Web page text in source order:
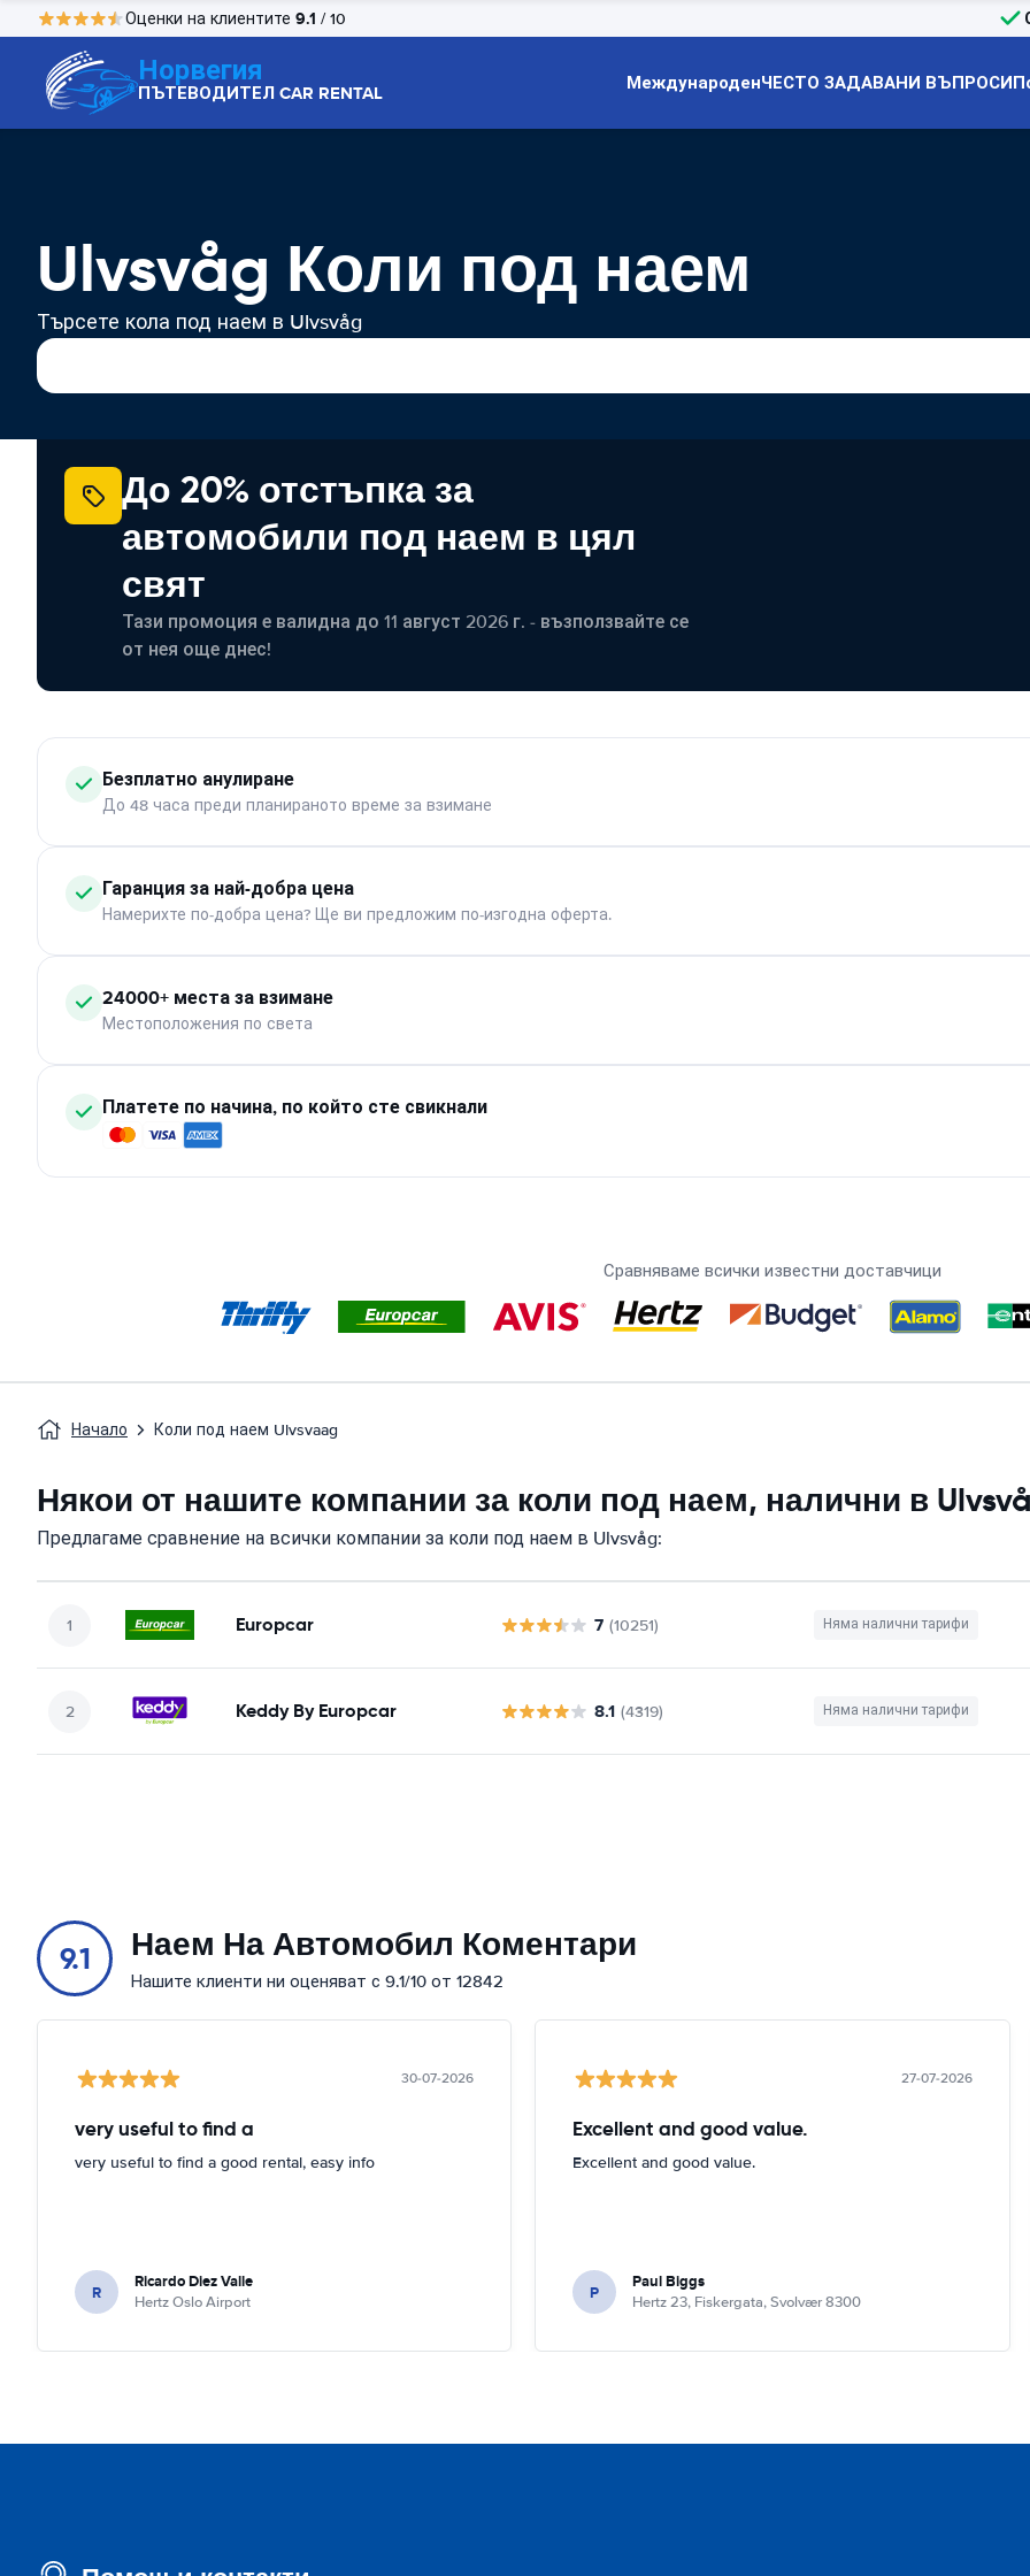
Оценки на клиентите 9.1 / 10
Норвегия
ПЪТЕВОДИТЕЛ CAR RENTAL МеждународенЧЕСТО ЗАДАВАНИ ВЪПРОСИ
Ulvsvåg Коли под наем
Търсете кола под наем в Ulvsvåg
До 20% отстъпка за
автомобили под наем в цял
свят
Тази промоция е валидна до 11 август 2026 г. - възползвайте се
от нея още днес!
Безплатно анулиране
До 48 часа преди планираното време за взимане
Гаранция за най-добра цена
Намерихте по-добра цена? Ще ви предложим по-изгодна оферта.
24000+ места за взимане
Местоположения по света
Платете по начина, по който сте свикнали
Сравняваме всички известни доставчици
Начало Коли под наем Ulvsvaag
Някои от нашите компании за коли под наем, налични в
Предлагаме сравнение на всички компании за коли под наем в Ulvsvåg:
Europcar 7 (10251) Няма налични тарифи
Keddy By Europcar 8.1 (4319) Няма налични тарифи
9.1 Наем На Автомобил Коментари
Нашите клиенти ни оценяват с 9.1/10 от 12842
30-07-2026
very useful to find a
very useful to find a good rental, easy info
R Ricardo Diez Valle
Hertz Oslo Airport
27-07-2026
Excellent and good value.
Excellent and good value.
P Paul Biggs
Hertz 23, Fiskergata, Svolvær 8300